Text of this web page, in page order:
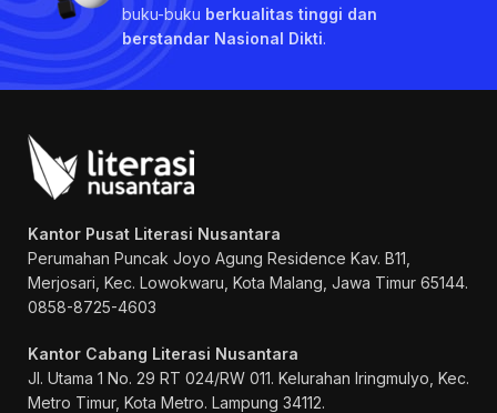
buku-buku berkualitas tinggi dan
berstandar Nasional Dikti.
Kantor Pusat Literasi Nusantara
Perumahan Puncak Joyo Agung Residence Kav. B11,
Merjosari, Kec. Lowokwaru, Kota Malang, Jawa Timur 65144.
0858-8725-4603
Kantor Cabang Literasi Nusantara
Jl. Utama 1 No. 29 RT 024/RW 011. Kelurahan Iringmulyo, Kec.
Metro Timur, Kota Metro. Lampung 34112.